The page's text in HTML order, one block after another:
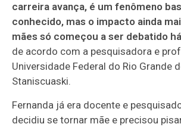
carreira avança, é um fenômeno
conhecido, mas o impacto ainda
mães só começou a ser debatido
de acordo com a pesquisadora e
Universidade Federal do Rio Grande
Staniscuaski.
Fernanda já era docente e
decidiu se tornar mãe e precisou